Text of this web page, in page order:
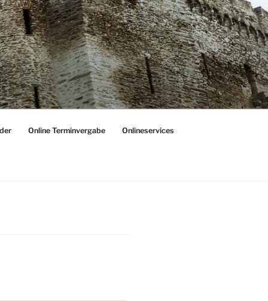
Online Terminvergabe Onlineservices